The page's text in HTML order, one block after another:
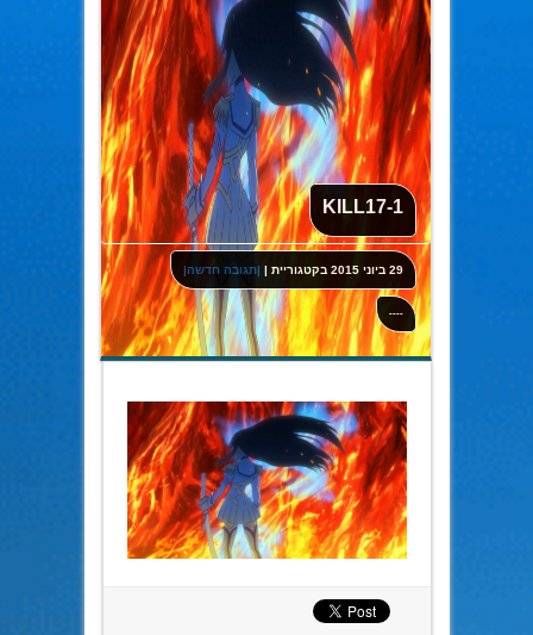
KILL17-1
29 ביוני 2015 בקטגוריית | |תגובה חדשה|
----